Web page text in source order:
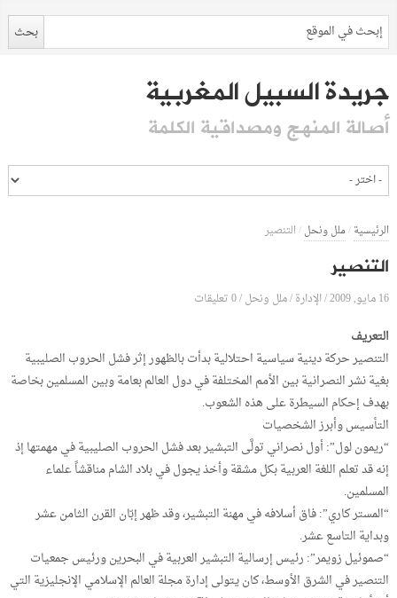
جريدة السبيل المغربية
أصالة المنهج ومصداقية الكلمة
الرئيسية/ملل ونحل/التنصير
التنصير
16 مايو, 2009 /الإدارة/ملل ونحل/0 تعليقات
التعريف
التنصير حركة دينية سياسية احتلالية بدأت بالظهور إثر فشل الحروب الصليبية
بغية نشر النصرانية بين الأمم المختلفة في دول العالم بعامة وبين المسلمين بخاصة
بهدف إحكام السيطرة على هذه الشعوب.
التأسيس وأبرز الشخصيات
“ريمون لول”: أول نصراني تولَّى التبشير بعد فشل الحروب الصليبية في مهمتها إذ
إنه قد تعلم اللغة العربية بكل مشقة وأخذ يجول في بلاد الشام مناقشاً علماء
المسلمين.
“المستر كاري”: فاق أسلافه في مهنة التبشير، وقد ظهر إبّان القرن الثامن عشر
وبداية التاسع عشر.
“صموئيل زويمر”: رئيس إرسالية التبشير العربية في البحرين ورئيس جمعيات
التنصير في الشرق الأوسط، كان يتولى إدارة مجلة العالم الإسلامي الإنجليزية التي